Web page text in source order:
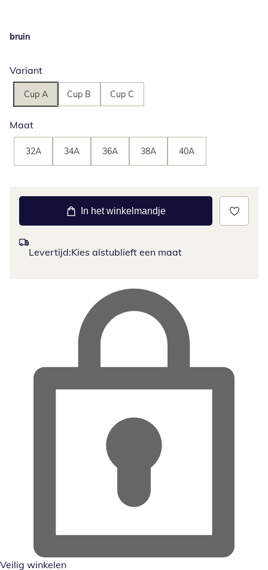
bruin
Variant
Cup A Cup B Cup C
Maat
32A 34A 36A 38A 40A
In het winkelmandje
Levertijd:Kies alstublieft een maat
Veilig winkelen